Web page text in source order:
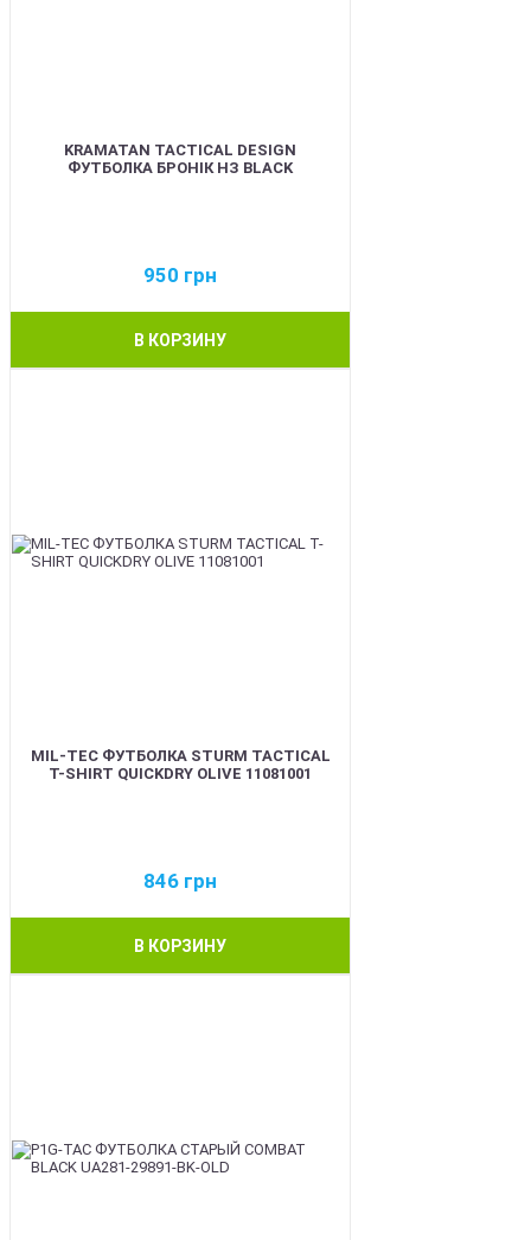
KRAMATAN TACTICAL DESIGN
ФУТБОЛКА БРОНІК НЗ BLACK
950 грн
В КОРЗИНУ
MIL-TEC ФУТБОЛКА STURM TACTICAL
T-SHIRT QUICKDRY OLIVE 11081001
846 грн
В КОРЗИНУ